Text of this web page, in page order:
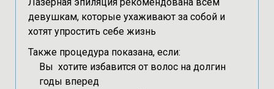
девушкам, которые ухаживают за собой и
хотят упростить себе жизнь
Также процедура показана, если:
Вы хотите избавится от волос на долгин
годы вперед